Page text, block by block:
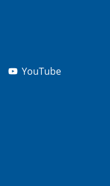
YouTube